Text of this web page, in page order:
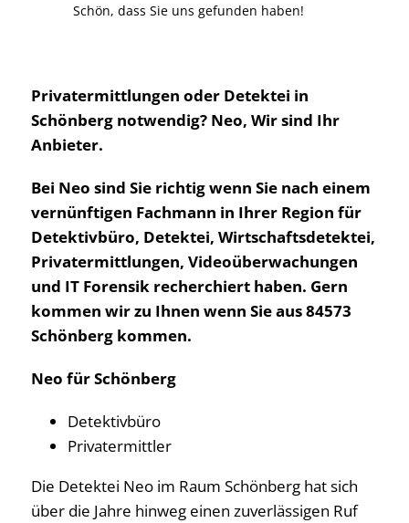
Schön, dass Sie uns gefunden haben!
Privatermittlungen oder Detektei in
Schönberg notwendig? Neo, Wir sind Ihr
Anbieter.
Bei Neo sind Sie richtig wenn Sie nach einem
vernünftigen Fachmann in Ihrer Region für
Detektivbüro, Detektei, Wirtschaftsdetektei,
Privatermittlungen, Videoüberwachungen
und IT Forensik recherchiert haben. Gern
kommen wir zu Ihnen wenn Sie aus 84573
Schönberg kommen.
Neo für Schönberg
Detektivbüro
Privatermittler
Die Detektei Neo im Raum Schönberg hat sich
über die Jahre hinweg einen zuverlässigen Ruf